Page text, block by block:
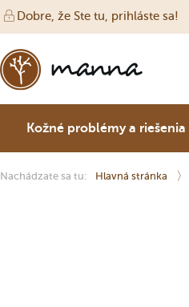
Dobre, že Ste tu, prihláste sa!
Kožné problémy a riešenia
Nachádzate sa tu: Hlavná stránka